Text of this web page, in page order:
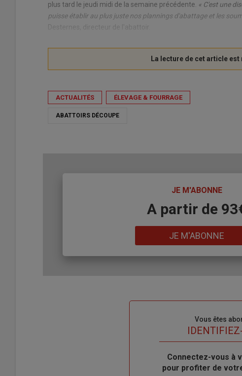
plus tard le jeudi midi de la semaine précédente. « C'est une
puisse établir au plus juste nos plannings d'abattage et les
Desternes, directeur de l'abattoir.
ACTUALITÉS ÉLEVAGE & FOURRAGE
ABATTOIRS DÉCOUPE
JE M'ABONNE
A partir de
JE M'ABONNE
Vous êtes
Body
Connectez-vous à
pour profiter de